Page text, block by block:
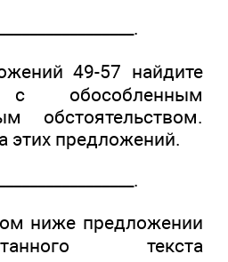
49-57 найдите
с обособленным
обстоятельством.
этих предложений.
ниже предложении
текста